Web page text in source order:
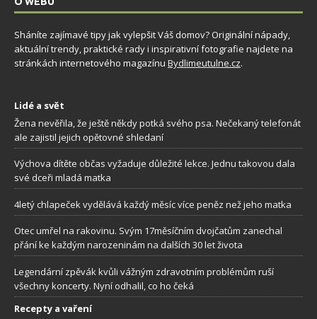
Sháníte zajímavé tipy jak vylepšit Váš domov? Originální nápady,
aktuální trendy, praktické rady i inspirativní fotografie najdete na
stránkách internetového magazínu Bydlimeutulne.cz.
Lidé a svět
Žena nevěřila, že ještě někdy potká svého psa. Nečekaný telefonát
ale zajistil jejich opětovné shledaní
Výchova dítěte občas vyžaduje důležité lekce. Jednu takovou dala
své dceři mladá matka
4letý chlapeček vydělává každý měsíc více peněz než jeho matka
Otec umřel na rakovinu. Svým 17měsíčním dvojčatům zanechal
přání ke každým narozeninám na dalších 30 let života
Legendární zpěvák kvůli vážným zdravotním problémům ruší
všechny koncerty. Nyní odhalil, co ho čeká
Recepty a vaření